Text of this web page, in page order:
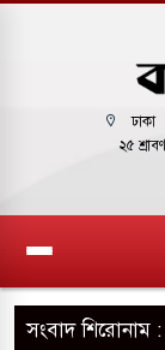
ঢাকা
২৫
সংবাদ শিরোনাম :
দক্ষিণ সুদান ও